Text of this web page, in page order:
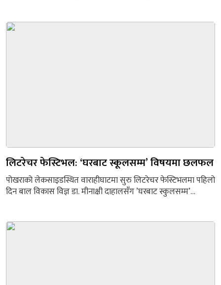
भएका र विपन्न नागरिकको निःशुल्क स्वास्थ्य बीमा गर्ने प्रक्रिया अघि
लिटरेचर फेस्टिभल: ‘घरबाट स्कूलसम्म’ विषयमा छलफल
पोखराको लेकसाइडस्थित वाराहीघाटमा सुरु लिटरेचर फेस्टिभलमा पहिलो
दिन बाल विकास विज्ञ डा. मीनाक्षी दाहालसँग ’घरबाट स्कुलसम्म’
अपनाउनुपर्ने संवेदनशीलतालगायत विविध पक्षबारे अन्तरक्रिया गरिएको